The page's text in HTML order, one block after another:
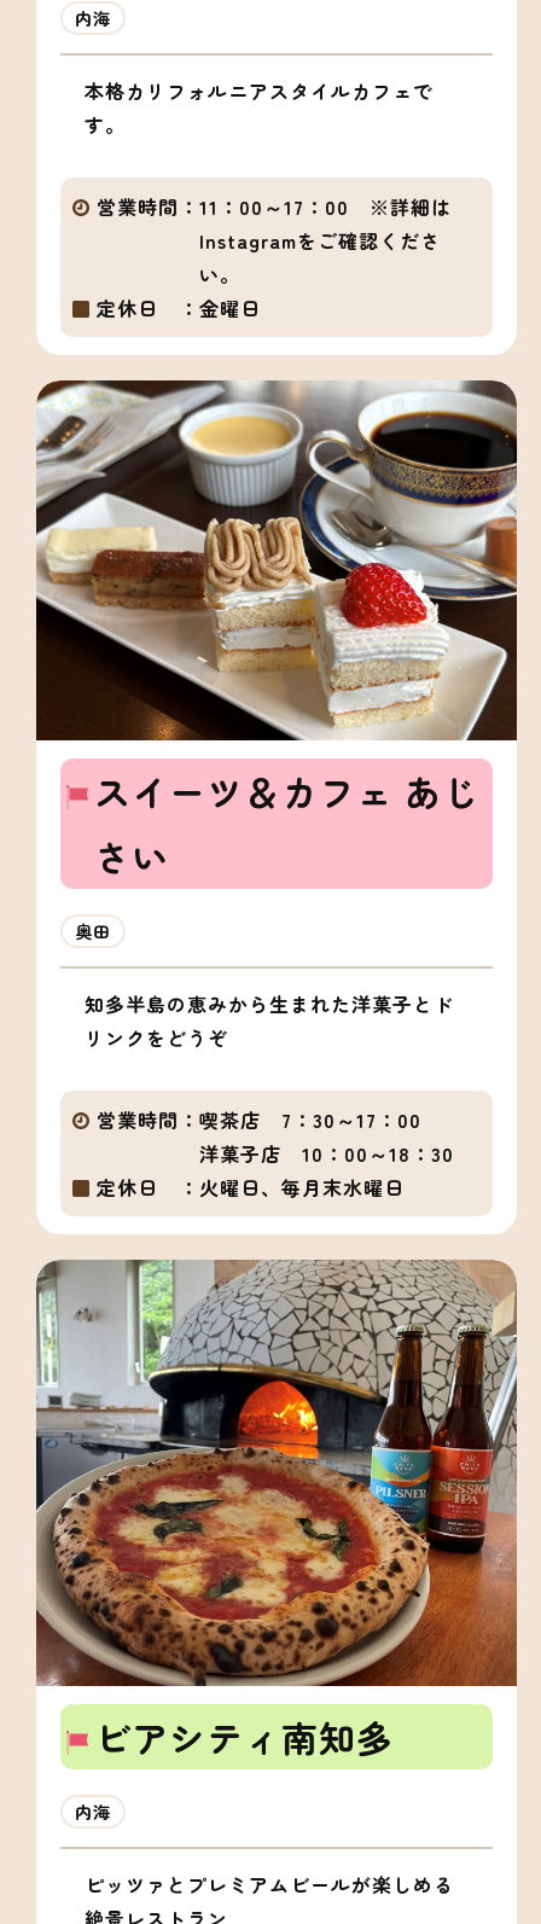
スイーツ＆カフェ あじ
さい
奥田
知多半島の恵みから生まれた洋菓子とド
リンクをどうぞ
営業時間： 喫茶店 7：30～17：00
洋菓子店 10：00～18：30
定休日 ： 火曜日、毎月末水曜日
内海
本格カリフォルニアスタイルカフェで
す。
営業時間： 11：00～17：00 ※詳細は
Instagramをご確認くださ
い。
定休日 ： 金曜日
ビアシティ南知多
内海
ピッツァとプレミアムビールが楽しめる
絶景レストラン